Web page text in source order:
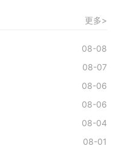
更多>
08-08
08-07
08-06
08-06
08-04
08-01